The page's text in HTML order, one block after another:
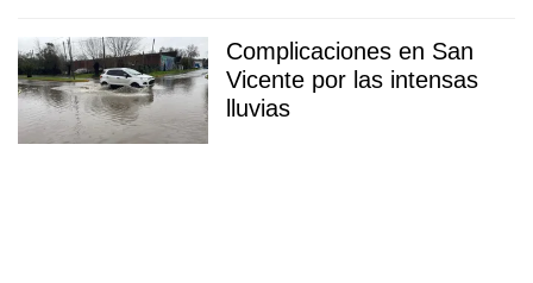
Complicaciones en San
Vicente por las intensas
lluvias